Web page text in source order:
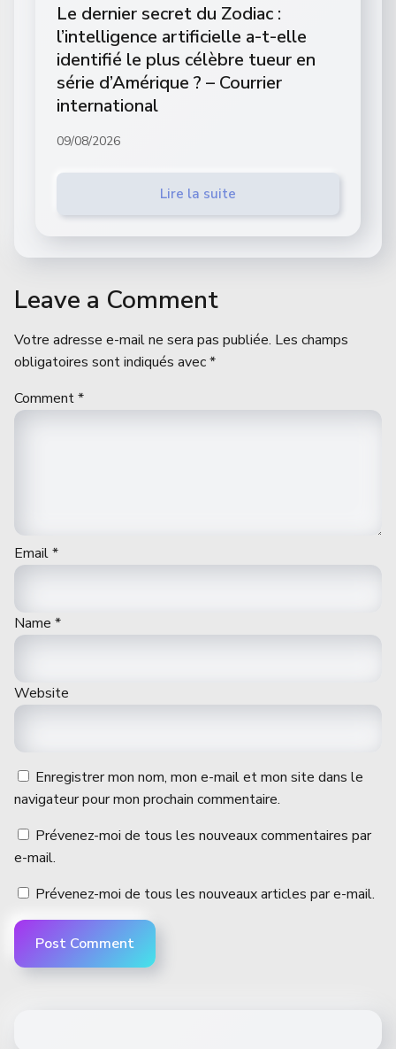
Le dernier secret du Zodiac :
l’intelligence artificielle a-t-elle
identifié le plus célèbre tueur en
série d’Amérique ? – Courrier
international
09/08/2026
Lire la suite
Leave a Comment
Votre adresse e-mail ne sera pas publiée. Les champs
obligatoires sont indiqués avec*
Comment*
Email*
Name *
Website
Enregistrer mon nom, mon e-mail et mon site dans le
navigateur pour mon prochain commentaire.
Prévenez-moi de tous les nouveaux commentaires par
e-mail.
Prévenez-moi de tous les nouveaux articles par e-mail.